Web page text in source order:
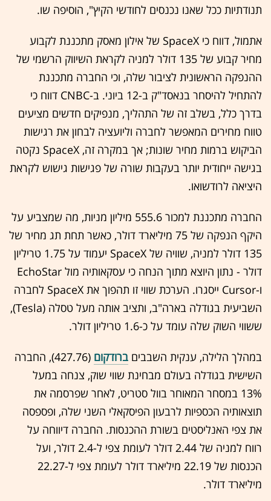
תנודתיות ככל שאנו נכנסים לחודשי הקיץ", הוסיפה שו.
אתמול, דווח כי SpaceX של אילון מאסק מתכננת לקבוע
מחיר קבוע של 135 דולר למניה לקראת השיווק הרשמי של
ההנפקה הראשונית לציבור שלה, וכי החברה מתכננת
להתחיל להיסחר בנאסד"ק ב-12 ביוני. ב-CNBC דווח כי
בדרך כלל, בשלב זה של התהליך, מנפיקים חדשים מציעים
טווח מחירים המאפשר לחברה וליועציה לבחון את רגישות
הביקוש ברמות מחיר שונות; אך במקרה זה, SpaceX נקטה
בגישה ייחודית יותר בעקבות שורה של פגישות גישוש לקראת
היציאה לרודשואו.
החברה מתכננת למכור 555.6 מיליון מניות, מה שמצביע על
היקף הנפקה של 75 מיליארד דולר, כאשר תחת תג מחיר של
135 דולר למניה, שוויה של SpaceX יעמוד על 1.75 טריליון
דולר - נתון היוצא מתוך הנחה כי עסקאותיה מול EchoStar
ו-Cursor ייסגרו. הערכת שווי זו תהפוך את SpaceX לחברה
השביעית בגודלה בארה"ב, ותציב אותה מעל טסלה (Tesla),
ששווי השוק שלה עומד על כ-1.6 טריליון דולר.
במהלך הלילה, ענקית השבבים ברודקום
(427.76), החברה
השישית בגודלה בעולם מבחינת שווי שוק, צנחה במעל
13% במסחר המאוחר בוול סטריט, לאחר שפרסמה את
תוצאותיה הכספיות לרבעון הפיסקאלי השני שלה, ופספסה
את צפי האנליסטים בשורת ההכנסות. החברה דיווחה על
רווח למניה של 2.44 דולר לעומת צפי ל-2.4 דולר, ועל
הכנסות של 22.19 מיליארד דולר לעומת צפי ל-22.27
מיליארד דולר.